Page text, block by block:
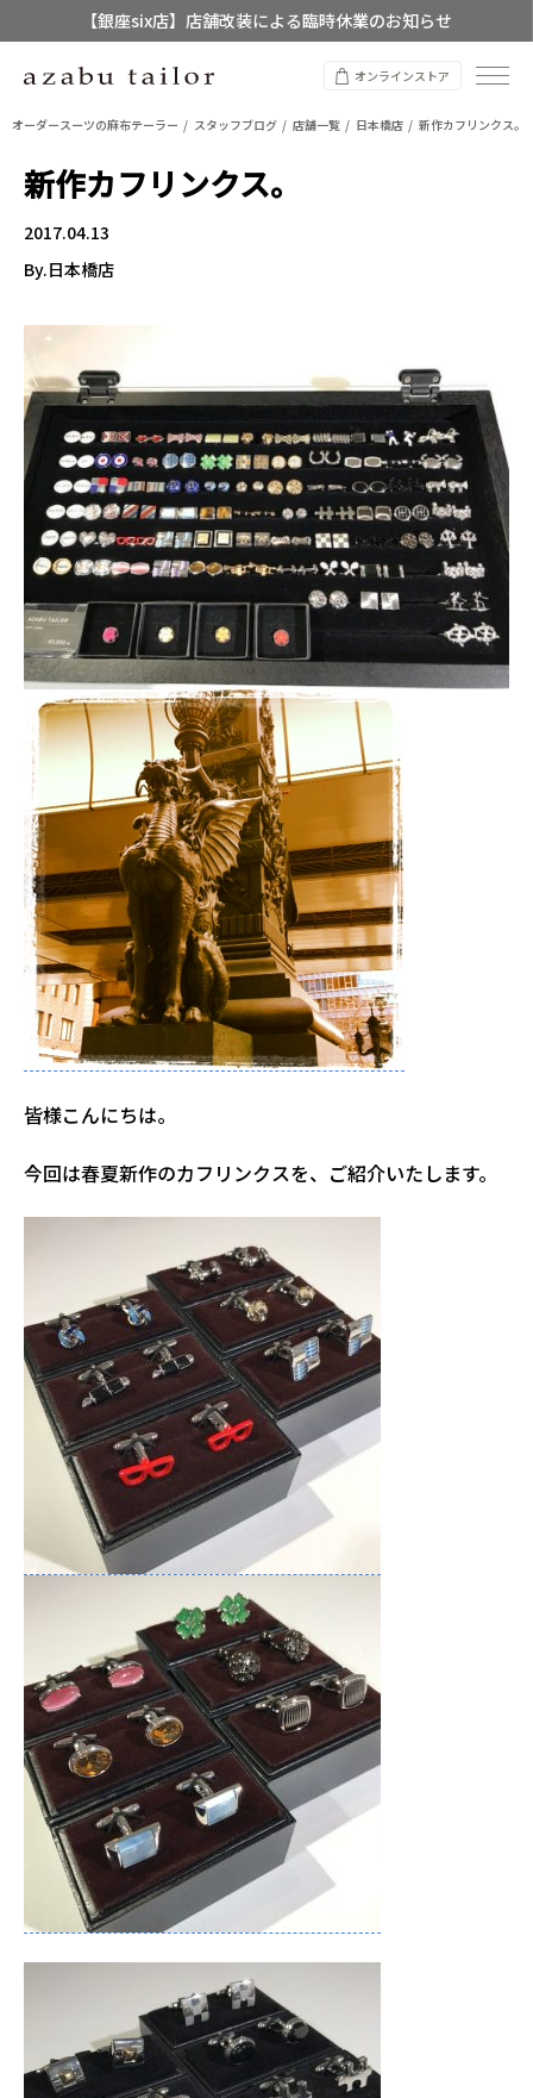
【銀座six店】店舗改装による臨時休業のお知らせ
【店舗限定】レディースオーダースーツ
オンラインストア
オーダースーツの麻布テーラー スタッフブログ 店舗一覧 日本橋店 新作カフリンクス。
新作カフリンクス。
2017.04.13
By.日本橋店
皆様こんにちは。
今回は春夏新作のカフリンクスを、ご紹介いたします。